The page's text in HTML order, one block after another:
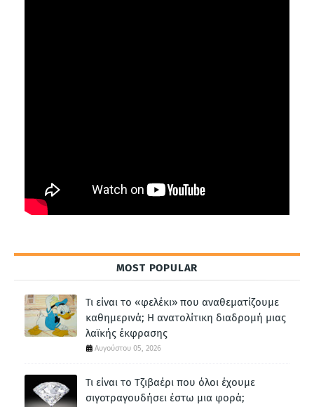
MOST POPULAR
Τι είναι το «φελέκι» που αναθεματίζουμε
καθημερινά; Η ανατολίτικη διαδρομή μιας
λαϊκής έκφρασης
Αυγούστου 05, 2026
Τι είναι το Τζιβαέρι που όλοι έχουμε
σιγοτραγουδήσει έστω μια φορά;